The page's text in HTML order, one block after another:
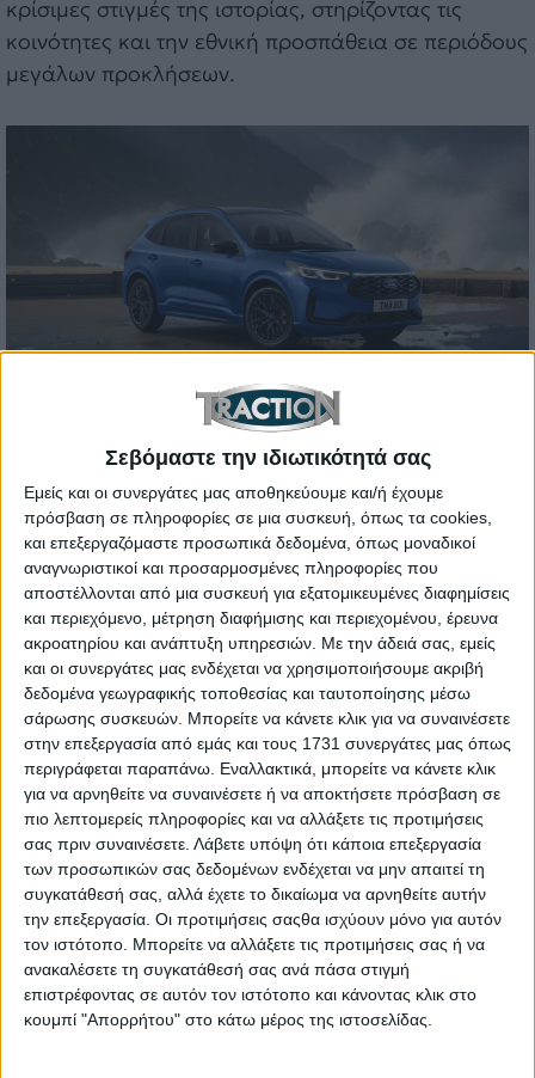
Σεβόμαστε την ιδιωτικότητά σας
Εμείς και οι συνεργάτες μας αποθηκεύουμε και/ή έχουμε
πρόσβαση σε πληροφορίες σε μια συσκευή, όπως τα cookies,
και επεξεργαζόμαστε προσωπικά δεδομένα, όπως μοναδικοί
αναγνωριστικοί και προσαρμοσμένες πληροφορίες που
αποστέλλονται από μια συσκευή για εξατομικευμένες διαφημίσεις
και περιεχόμενο, μέτρηση διαφήμισης και περιεχομένου, έρευνα
ακροατηρίου και ανάπτυξη υπηρεσιών. Με την άδειά σας, εμείς
και οι συνεργάτες μας ενδέχεται να χρησιμοποιήσουμε ακριβή
δεδομένα γεωγραφικής τοποθεσίας και ταυτοποίησης μέσω
σάρωσης συσκευών. Μπορείτε να κάνετε κλικ για να συναινέσετε
στην επεξεργασία από εμάς και τους 1731 συνεργάτες μας όπως
περιγράφεται παραπάνω. Εναλλακτικά, μπορείτε να κάνετε κλικ
για να αρνηθείτε να συναινέσετε ή να αποκτήσετε πρόσβαση σε
πιο λεπτομερείς πληροφορίες και να αλλάξετε τις προτιμήσεις
σας πριν συναινέσετε. Λάβετε υπόψη ότι κάποια επεξεργασία
των προσωπικών σας δεδομένων ενδέχεται να μην απαιτεί τη
συγκατάθεσή σας, αλλά έχετε το δικαίωμα να αρνηθείτε αυτήν
την επεξεργασία. Οι προτιμήσεις σαςθα ισχύουν μόνο για αυτόν
τον ιστότοπο. Μπορείτε να αλλάξετε τις προτιμήσεις σας ή να
ανακαλέσετε τη συγκατάθεσή σας ανά πάσα στιγμή
επιστρέφοντας σε αυτόν τον ιστότοπο και κάνοντας κλικ στο
κουμπί "Απορρήτου" στο κάτω μέρος της ιστοσελίδας.
κρίσιμες στιγμές της ιστορίας, στηρίζοντας τις
κοινότητες και την εθνική προσπάθεια σε περιόδους
μεγάλων προκλήσεων.
Ο Εκτελεστικός Πρόεδρος της εταιρείας, Bill Ford,
δήλωσε σχετικά: “Είμαι περήφανος που η Ford έχει
συμβάλει στην ενίσχυση της χώρας – όχι μόνο
κατασκευάζοντας εξαιρετικά οχήματα, αλλά
διευρύνοντας τις ευκαιρίες και βελτιώνοντας τη ζωή
των ανθρώπων. Αυτή η προσήλωση στις αξίες μας
και στην καινοτομία είναι ο λόγος που η Ford έχει
αντέξει στον χρόνο. Υπήρξαμε μέρος της ιστορίας
ολόκληρου του έθνους σε δύο Παγκόσμιους
Πολέμους ως το «Οπλοστάσιο της Δημοκρατίας»,
ενώ καταφέραμε να ξεπεράσουμε πολλές κρίσεις,
χάρη στους ανθρώπους μας, οι οποίοι δεν
επέτρεψαν ποτέ στην εταιρεία να αποτύχει. Η
ανθεκτικότητα αυτή αλλά και η αποφασιστικότητα
να συνεχίζει κανείς την προσπάθεια
αντικατοπτρίζουν σήμερα ό,τι καλύτερο
αντιπροσωπεύει η Αμερική”.
Η συγκεκριμένη αναγνώριση τιμά ακριβώς αυτή τη